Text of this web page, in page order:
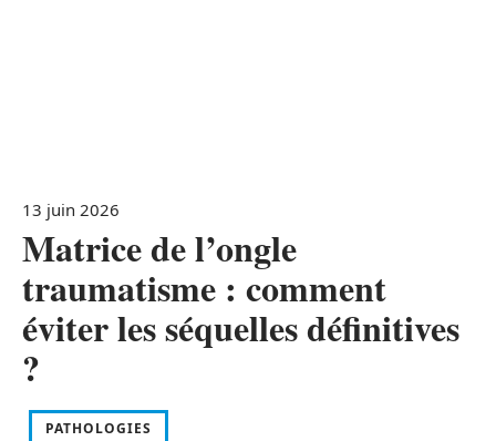
13 juin 2026
Matrice de l’ongle
traumatisme : comment
éviter les séquelles définitives
?
PATHOLOGIES